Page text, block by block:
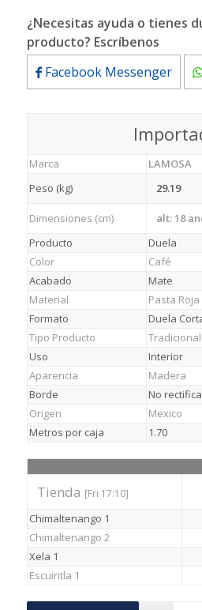
¿Necesitas ayuda o tienes
producto? Escríbenos
Facebook Messenger
Marca
LAMOSA
Peso (kg)
29.19
Dimensiones (cm)
alt: 18
Producto
Duela
Color
Café
Acabado
Mate
Material
Pasta
Formato
Duela
Tipo Producto
Tradicional
Uso
Interior
Aparencia
Madera
Borde
No
Origen
Mexico
Metros por caja
1.70
Tienda [Fri 17:10]
Chimaltenango 1
Chimaltenango 2
Xela 1
Escuintla 1